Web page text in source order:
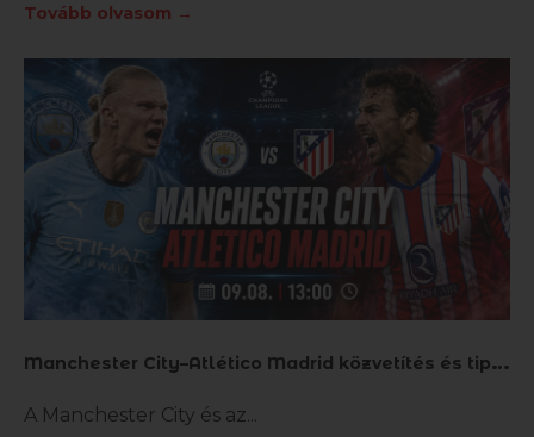
Tovább olvasom →
M
anchester City–Atlético Madrid közvetítés és tippek
A Manchester City és az